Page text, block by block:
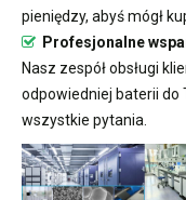
pieniędzy, abyś mógł
Profesjonalne
Nasz zespół obsługi
odpowiedniej baterii do
wszystkie pytania.